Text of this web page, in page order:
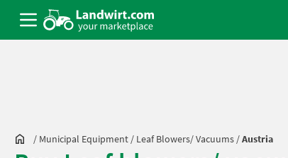
/ Municipal Equipment / Leaf Blowers/ Vacuums /Austria